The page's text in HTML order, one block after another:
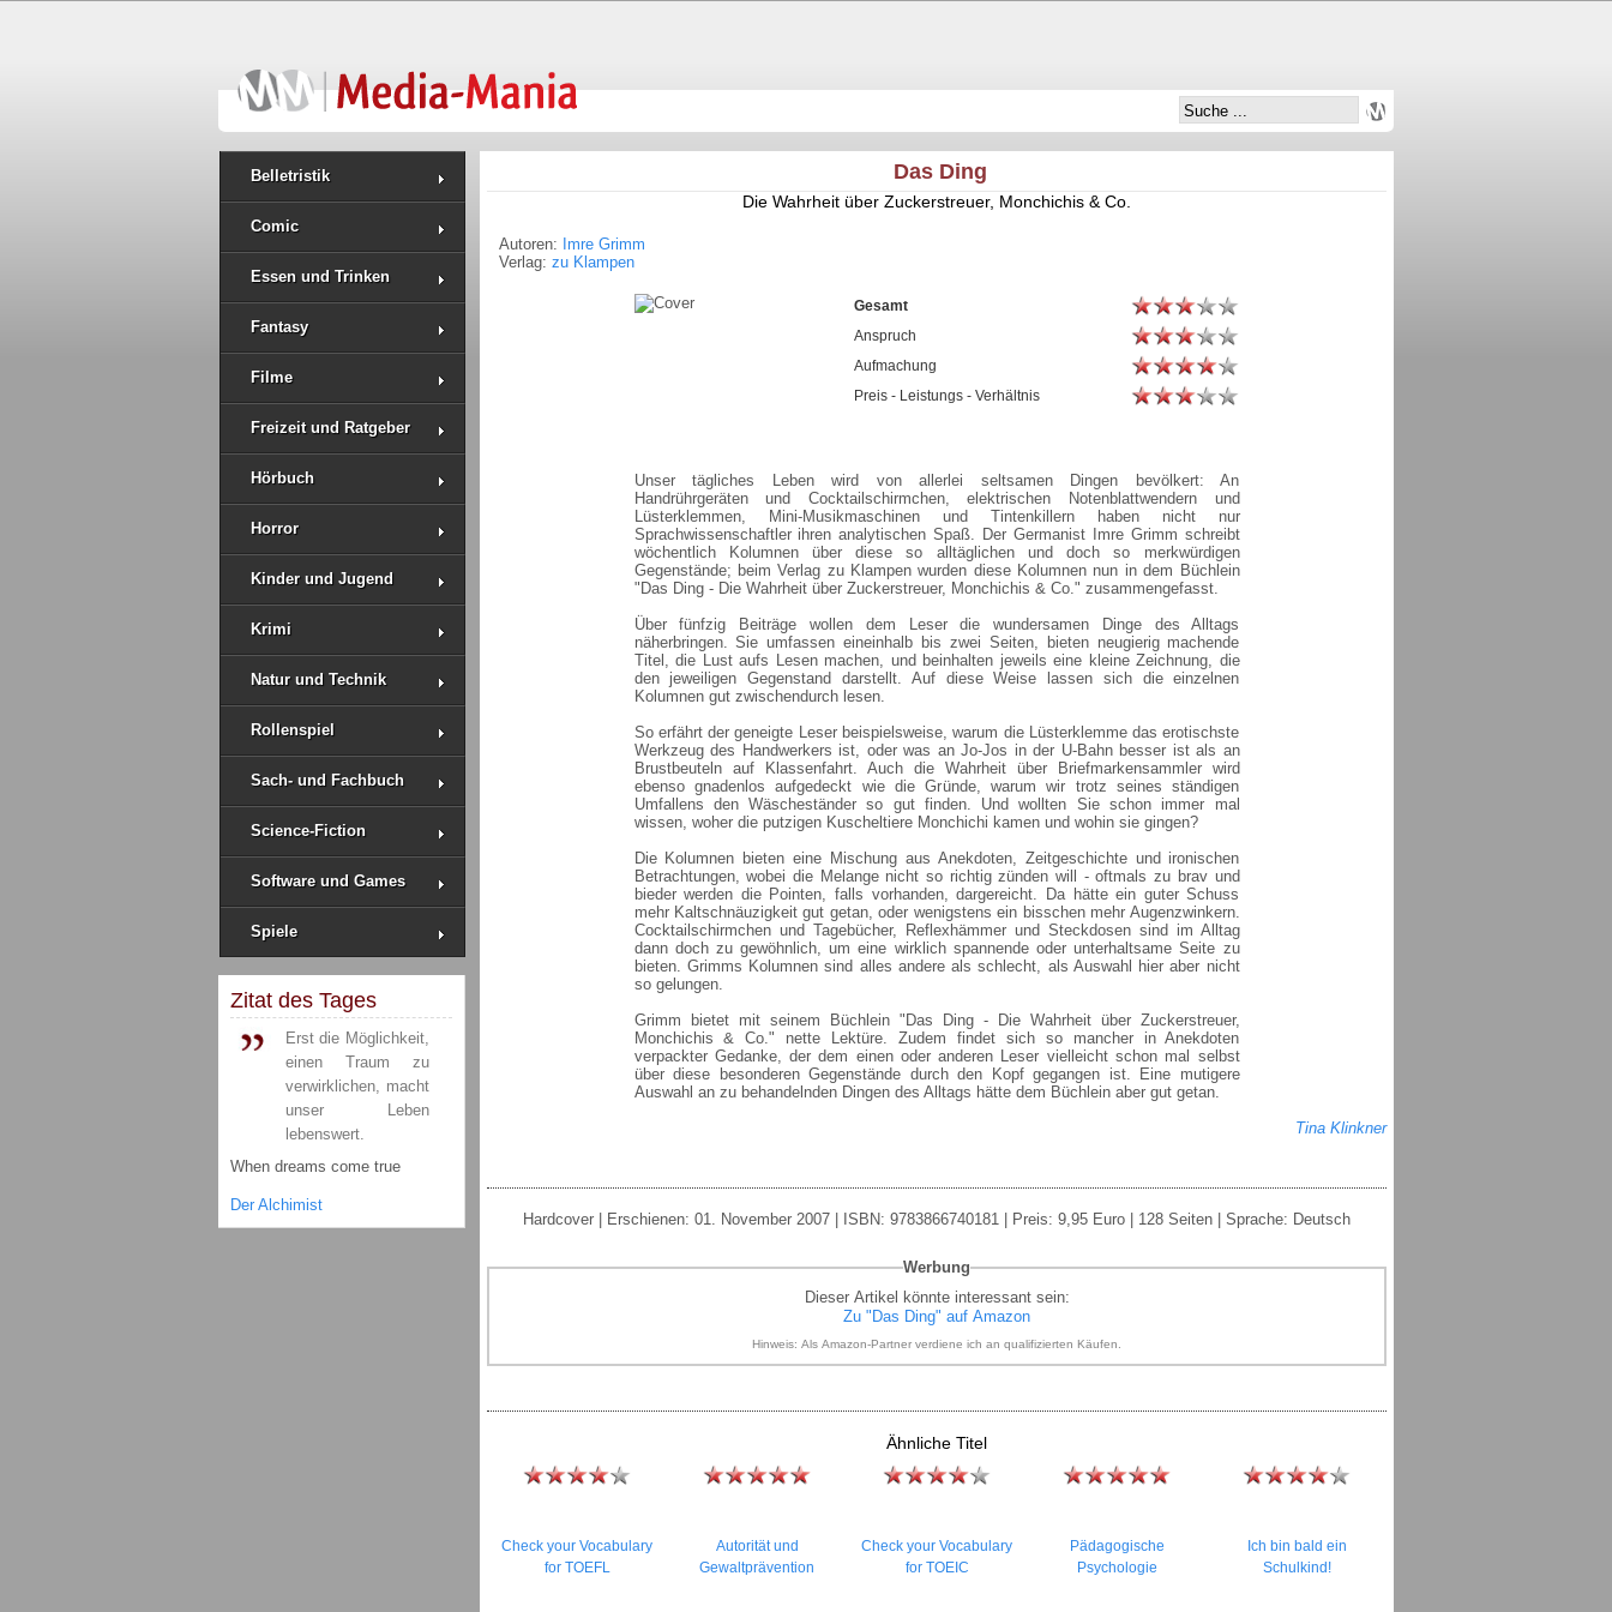
Belletristik
Comic
Essen und Trinken
Fantasy
Filme
Freizeit und Ratgeber
Hörbuch
Horror
Kinder und Jugend
Krimi
Natur und Technik
Rollenspiel
Sach- und Fachbuch
Science-Fiction
Software und Games
Spiele
Zitat des Tages
Erst die Möglichkeit,
einen Traum zu
verwirklichen, macht
unser Leben
lebenswert.
When dreams come true
Der Alchimist
Das Ding
Die Wahrheit über Zuckerstreuer, Monchichis & Co.
Autoren: Imre Grimm
Verlag: zu Klampen
Gesamt
Anspruch
Aufmachung
Preis - Leistungs - Verhältnis
Unser tägliches Leben wird von allerlei seltsamen Dingen bevölkert: An
Handrührgeräten und Cocktailschirmchen, elektrischen Notenblattwendern und
Lüsterklemmen, Mini-Musikmaschinen und Tintenkillern haben nicht nur
Sprachwissenschaftler ihren analytischen Spaß. Der Germanist Imre Grimm schreibt
wöchentlich Kolumnen über diese so alltäglichen und doch so merkwürdigen
Gegenstände; beim Verlag zu Klampen wurden diese Kolumnen nun in dem Büchlein
"Das Ding - Die Wahrheit über Zuckerstreuer, Monchichis & Co." zusammengefasst.
Über fünfzig Beiträge wollen dem Leser die wundersamen Dinge des Alltags
näherbringen. Sie umfassen eineinhalb bis zwei Seiten, bieten neugierig machende
Titel, die Lust aufs Lesen machen, und beinhalten jeweils eine kleine Zeichnung, die
den jeweiligen Gegenstand darstellt. Auf diese Weise lassen sich die einzelnen
Kolumnen gut zwischendurch lesen.
So erfährt der geneigte Leser beispielsweise, warum die Lüsterklemme das erotischste
Werkzeug des Handwerkers ist, oder was an Jo-Jos in der U-Bahn besser ist als an
Brustbeuteln auf Klassenfahrt. Auch die Wahrheit über Briefmarkensammler wird
ebenso gnadenlos aufgedeckt wie die Gründe, warum wir trotz seines ständigen
Umfallens den Wäscheständer so gut finden. Und wollten Sie schon immer mal
wissen, woher die putzigen Kuscheltiere Monchichi kamen und wohin sie gingen?
Die Kolumnen bieten eine Mischung aus Anekdoten, Zeitgeschichte und ironischen
Betrachtungen, wobei die Melange nicht so richtig zünden will - oftmals zu brav und
bieder werden die Pointen, falls vorhanden, dargereicht. Da hätte ein guter Schuss
mehr Kaltschnäuzigkeit gut getan, oder wenigstens ein bisschen mehr Augenzwinkern.
Cocktailschirmchen und Tagebücher, Reflexhämmer und Steckdosen sind im Alltag
dann doch zu gewöhnlich, um eine wirklich spannende oder unterhaltsame Seite zu
bieten. Grimms Kolumnen sind alles andere als schlecht, als Auswahl hier aber nicht
so gelungen.
Grimm bietet mit seinem Büchlein "Das Ding - Die Wahrheit über Zuckerstreuer,
Monchichis & Co." nette Lektüre. Zudem findet sich so mancher in Anekdoten
verpackter Gedanke, der dem einen oder anderen Leser vielleicht schon mal selbst
über diese besonderen Gegenstände durch den Kopf gegangen ist. Eine mutigere
Auswahl an zu behandelnden Dingen des Alltags hätte dem Büchlein aber gut getan.
Tina Klinkner
Hardcover | Erschienen: 01. November 2007 | ISBN: 9783866740181 | Preis: 9,95 Euro | 128 Seiten | Sprache: Deutsch
Werbung
Dieser Artikel könnte interessant sein:
Zu "Das Ding" auf Amazon
Hinweis: Als Amazon-Partner verdiene ich an qualifizierten Käufen.
Ähnliche Titel
Check your Vocabulary
for TOEFL
Autorität und
Gewaltprävention
Check your Vocabulary
for TOEIC
Pädagogische
Psychologie
Ich bin bald ein
Schulkind!